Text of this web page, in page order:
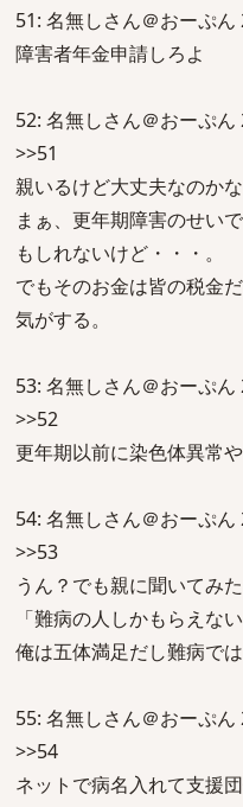
51: 名無しさん＠おーぷ
障害者年金申請しろよ
52: 名無しさん＠おーぷ
>>51
親いるけど大丈夫なのか
まぁ、更年期障害のせい
もしれないけど・・・。
でもそのお金は皆の税金
気がする。
53: 名無しさん＠おーぷ
>>52
更年期以前に染色体異常や
54: 名無しさん＠おーぷ
>>53
うん？でも親に聞いてみ
「難病の人しかもらえな
俺は五体満足だし難病では
55: 名無しさん＠おーぷ
>>54
ネットで病名入れて支援